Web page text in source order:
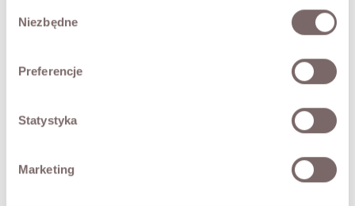
zgody
Niezbędne
Preferencje
Statystyka
Marketing